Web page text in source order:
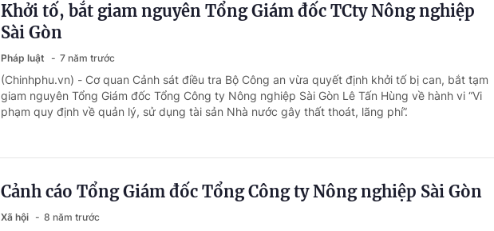
Khởi tố, bắt giam nguyên Tổng Giám đốc TCty Nông nghiệp
Sài Gòn
Pháp luật 7 năm trước
(Chinhphu.vn) - Cơ quan Cảnh sát điều tra Bộ Công an vừa quyết định khởi tố bị can, bắt tạm
giam nguyên Tổng Giám đốc Tổng Công ty Nông nghiệp Sài Gòn Lê Tấn Hùng về hành vi “Vi
phạm quy định về quản lý, sử dụng tài sản Nhà nước gây thất thoát, lãng phí”.
Cảnh cáo Tổng Giám đốc Tổng Công ty Nông nghiệp Sài Gòn
Xã hội 8 năm trước